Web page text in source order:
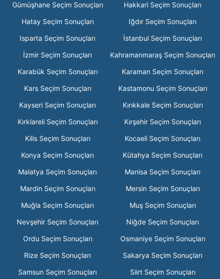
Gümüşhane Seçim Sonuçları
Hakkari Seçim Sonuçları
Hatay Seçim Sonuçları
Iğdır Seçim Sonuçları
Isparta Seçim Sonuçları
İstanbul Seçim Sonuçları
İzmir Seçim Sonuçları
Kahramanmaraş Seçim Sonuçları
Karabük Seçim Sonuçları
Karaman Seçim Sonuçları
Kars Seçim Sonuçları
Kastamonu Seçim Sonuçları
Kayseri Seçim Sonuçları
Kırıkkale Seçim Sonuçları
Kırklareli Seçim Sonuçları
Kırşehir Seçim Sonuçları
Kilis Seçim Sonuçları
Kocaeli Seçim Sonuçları
Konya Seçim Sonuçları
Kütahya Seçim Sonuçları
Malatya Seçim Sonuçları
Manisa Seçim Sonuçları
Mardin Seçim Sonuçları
Mersin Seçim Sonuçları
Muğla Seçim Sonuçları
Muş Seçim Sonuçları
Nevşehir Seçim Sonuçları
Niğde Seçim Sonuçları
Ordu Seçim Sonuçları
Osmaniye Seçim Sonuçları
Rize Seçim Sonuçları
Sakarya Seçim Sonuçları
Samsun Seçim Sonuçları
Siirt Seçim Sonuçları